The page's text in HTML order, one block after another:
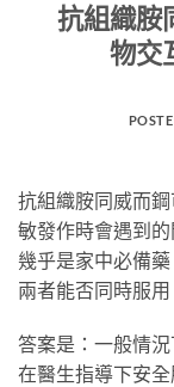
抗組織胺
物交
抗組織胺同威而
敏發作時會遇到
幾乎是家中必備
兩者能否同時服用
答案是：一般情
在醫生指導下安